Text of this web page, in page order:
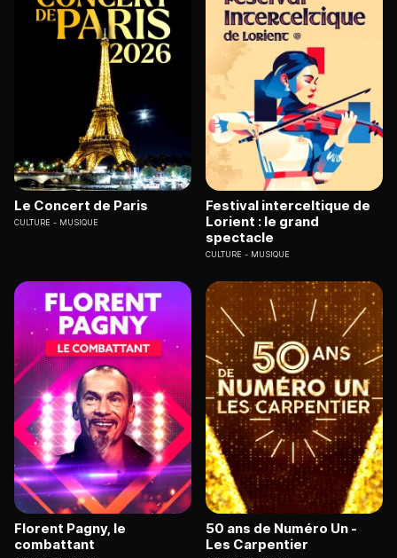
Le Concert de Paris
CULTURE MUSIQUE
Festival interceltique de
Lorient : le grand
spectacle
CULTURE MUSIQUE
Florent Pagny, le
combattant
50 ans de Numéro Un -
Les Carpentier